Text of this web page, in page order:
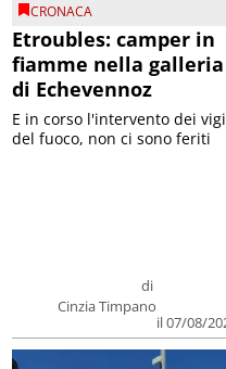
Etroubles: camper in
fiamme nella galleria
di Echevennoz
Cinzia Timpano
E in corso l'intervento dei vigili
del fuoco, non ci sono feriti